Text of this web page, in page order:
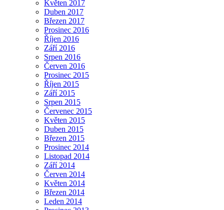
Květen 2017
Duben 2017
Březen 2017
Prosinec 2016
Říjen 2016
Září 2016
Srpen 2016
Červen 2016
Prosinec 2015
Říjen 2015
Září 2015
Srpen 2015
Červenec 2015
Květen 2015
Duben 2015
Březen 2015
Prosinec 2014
Listopad 2014
Září 2014
Červen 2014
Květen 2014
Březen 2014
Leden 2014